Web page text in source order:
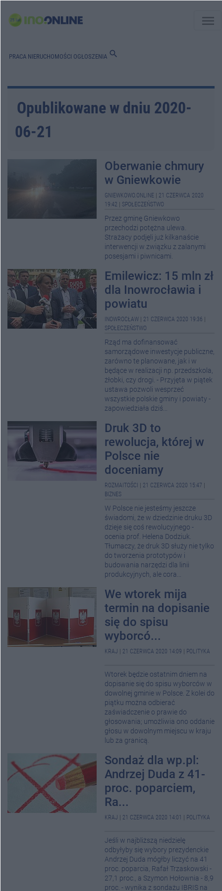
menu
PRACA NIERUCHOMOŚCI OGŁOSZENIA search
Opublikowane w dniu 2020-
06-21
Oberwanie chmury
w Gniewkowie
GNIEWKOWO.ONLINE
21 CZERWCA 2020
19:42
SPOŁECZEŃSTWO
Przez gminę Gniewkowo
przechodzi potężna ulewa.
Strażacy podjęli już kilkanaście
interwencji w związku z zalanymi
posesjami i piwnicami.
Emilewicz: 15 mln zł
dla Inowrocławia i
powiatu
INOWROCŁAW 21 CZERWCA 2020 19:36
SPOŁECZEŃSTWO
Rząd ma dofinansować
samorządowe inwestycje publiczne,
zarówno te planowane, jak i w
będące w realizacji np. przedszkola,
żłobki, czy drogi. - Przyjęta w piątek
ustawa pozwoli wesprzeć
wszystkie polskie gminy i powiaty -
zapowiedziała dziś...
Druk 3D to
rewolucja, której w
Polsce nie
doceniamy
ROZMAITOŚCI 21 CZERWCA 2020 15:47
BIZNES
W Polsce nie jesteśmy jeszcze
świadomi, że w dziedzinie druku 3D
dzieje się coś rewolucyjnego -
ocenia prof. Helena Dodziuk.
Tłumaczy, że druk 3D służy nie tylko
do tworzenia prototypów i
budowania narzędzi dla linii
produkcyjnych, ale cora...
We wtorek mija
termin na dopisanie
się do spisu
wyborcó...
KRAJ 21 CZERWCA 2020 14:09 POLITYKA
Wtorek będzie ostatnim dniem na
dopisanie się do spisu wyborców w
dowolnej gminie w Polsce. Z kolei do
piątku można odbierać
zaświadczenie o prawie do
głosowania; umożliwia ono oddanie
głosu w dowolnym miejscu w kraju
lub za granicą.
Sondaż dla wp.pl:
Andrzej Duda z 41-
proc. poparciem,
Ra...
KRAJ 21 CZERWCA 2020 14:01 POLITYKA
Jeśli w najbliższą niedzielę
odbyłyby się wybory prezydenckie
Andrzej Duda mógłby liczyć na 41
proc. poparcia, Rafał Trzaskowski -
27,1 proc., a Szymon Hołownia - 8,9
proc. - wynika z sondażu IBRIS na